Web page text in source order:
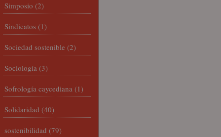
Simposio (2)
Sindicatos (1)
Sociedad sostenible (2)
Sociología (3)
Sofrología caycediana (1)
Solidaridad (40)
sostenibilidad (79)